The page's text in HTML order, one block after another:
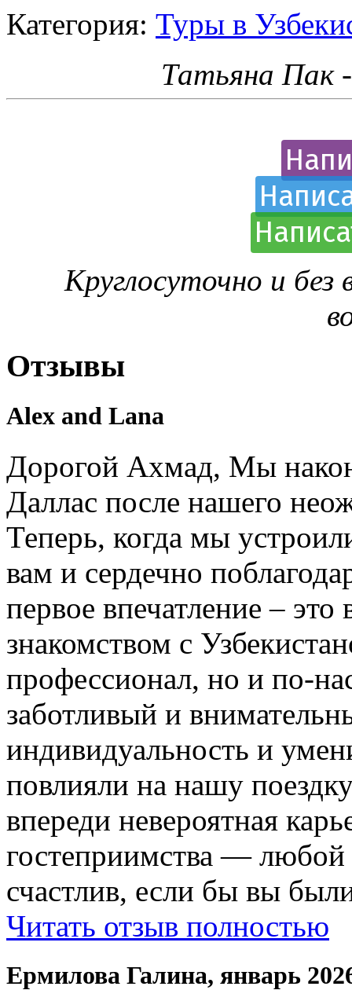
Категория: Туры в
Татьяна Пак
Круглосуточно и
Отзывы
Alex and Lana
Дорогой Ахмад, Мы
Даллас после нашего
Теперь, когда мы
вам и сердечно
первое впечатление –
знакомством с
профессионал, но и по-
заботливый и
индивидуальность и
повлияли на нашу
впереди невероятная
гостеприимства —
счастлив, если бы вы
Читать отзыв полностью
Ермилова Галина, январь